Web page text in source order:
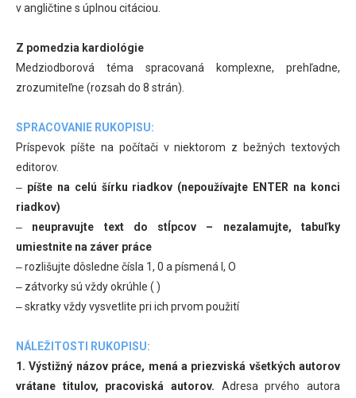
v angličtine s úplnou citáciou.
Z pomedzia kardiológie
Medziodborová téma spracovaná komplexne, prehľadne,
zrozumiteľne (rozsah do 8 strán).
SPRACOVANIE RUKOPISU:
Príspevok píšte na počítači v niektorom z bežných textových
editorov.
‒ píšte na celú šírku riadkov (nepoužívajte ENTER na konci
riadkov)
‒ neupravujte text do stĺpcov – nezalamujte, tabuľky
umiestnite na záver práce
‒ rozlišujte dôsledne čísla 1, 0 a písmená l, O
‒ zátvorky sú vždy okrúhle ( )
‒ skratky vždy vysvetlite pri ich prvom použití
NÁLEŽITOSTI RUKOPISU:
1. Výstižný názov práce, mená a priezviská všetkých autorov
vrátane titulov, pracoviská autorov. Adresa prvého autora